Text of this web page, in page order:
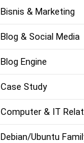
Bisnis & Marketing
Blog & Social Media
Blog Engine
Case Study
Computer & IT
Debian/Ubuntu